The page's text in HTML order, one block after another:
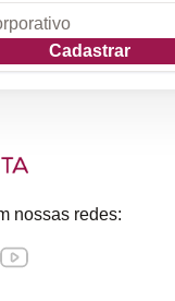
Cadastrar
nossas redes: